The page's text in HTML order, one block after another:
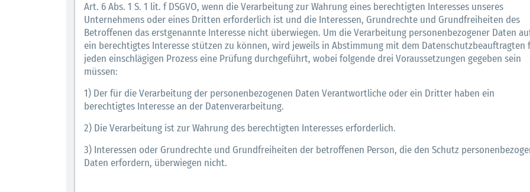
Art. 6 Abs. 1 S. 1 lit. f DSGVO, wenn die Verarbeitung zur Wahrung eines berechtigten Interesses unseres
Unternehmens oder eines Dritten erforderlich ist und die Interessen, Grundrechte und Grundfreiheiten des
Betroffenen das erstgenannte Interesse nicht überwiegen. Um die Verarbeitung personenbezogener Daten
ein berechtigtes Interesse stützen zu können, wird jeweils in Abstimmung mit dem Datenschutzbeauftragten
jeden einschlägigen Prozess eine Prüfung durchgeführt, wobei folgende drei Voraussetzungen gegeben sein
müssen:
1) Der für die Verarbeitung der personenbezogenen Daten Verantwortliche oder ein Dritter haben ein
berechtigtes Interesse an der Datenverarbeitung.
2) Die Verarbeitung ist zur Wahrung des berechtigten Interesses erforderlich.
3) Interessen oder Grundrechte und Grundfreiheiten der betroffenen Person, die den Schutz
Daten erfordern, überwiegen nicht.